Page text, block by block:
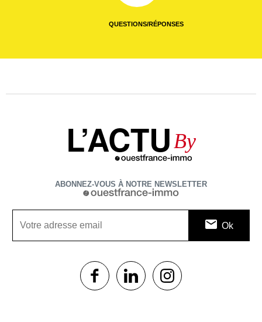
QUESTIONS/RÉPONSES
L’ACTU By
ABONNEZ-VOUS À NOTRE NEWSLETTER
1$s 1$s